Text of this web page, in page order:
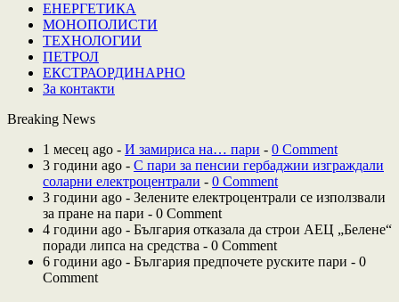
ЕНЕРГЕТИКА
МОНОПОЛИСТИ
ТЕХНОЛОГИИ
ПЕТРОЛ
ЕКСТРАОРДИНАРНО
За контакти
Breaking News
1 месец ago - И замириса на… пари - 0 Comment
3 години ago - С пари за пенсии гербаджии изграждали
соларни електроцентрали - 0 Comment
3 години ago - Зелените електроцентрали се използвали
за пране на пари - 0 Comment
4 години ago - България отказала да строи АЕЦ „Белене“
поради липса на средства - 0 Comment
6 години ago - България предпочете руските пари - 0
Comment